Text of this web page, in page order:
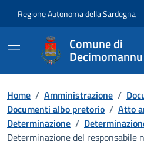
Regione Autonoma della Sardegna
Comune di
Decimomannu
Home / Amministrazione /
Documenti albo pretorio / Atto
Determinazione /
Determinazione del responsabile